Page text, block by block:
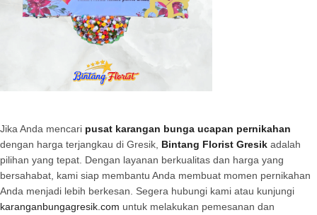
Jika Anda mencari pusat karangan bunga ucapan pernikahan
dengan harga terjangkau di Gresik, Bintang Florist Gresik adalah
pilihan yang tepat. Dengan layanan berkualitas dan harga yang
bersahabat, kami siap membantu Anda membuat momen pernikahan
Anda menjadi lebih berkesan. Segera hubungi kami atau kunjungi
karanganbungagresik.com untuk melakukan pemesanan dan